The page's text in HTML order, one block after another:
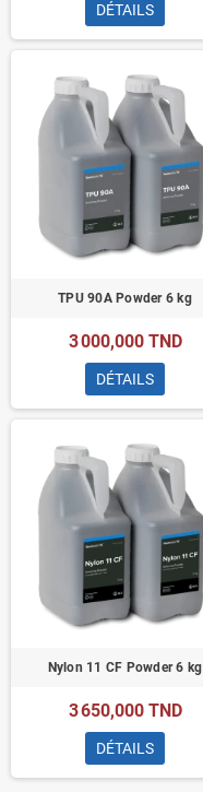
DÉTAILS
TPU 90A Powder 6 kg
3 000,000 TND
DÉTAILS
Nylon 11 CF Powder 6 kg
3 650,000 TND
DÉTAILS